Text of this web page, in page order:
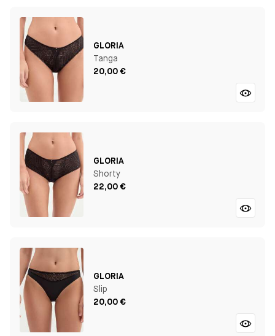
GLORIA
Tanga
20,00 €
GLORIA
Shorty
22,00 €
GLORIA
Slip
20,00 €